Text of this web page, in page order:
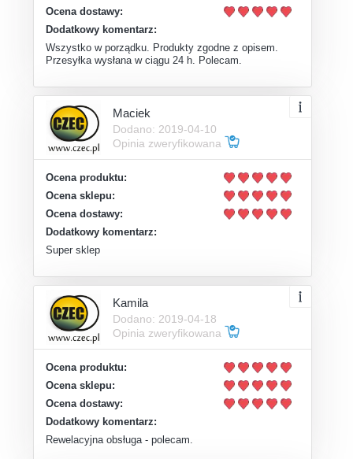
Ocena dostawy:
Dodatkowy komentarz:
Wszystko w porządku. Produkty zgodne z opisem.
Przesyłka wysłana w ciągu 24 h. Polecam.
Maciek
Dodano: 2019-04-10
Opinia zweryfikowana
Ocena produktu:
Ocena sklepu:
Ocena dostawy:
Dodatkowy komentarz:
Super sklep
Kamila
Dodano: 2019-04-18
Opinia zweryfikowana
Ocena produktu:
Ocena sklepu:
Ocena dostawy:
Dodatkowy komentarz:
Rewelacyjna obsługa - polecam.